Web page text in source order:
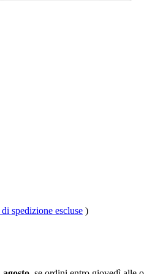
di spedizione escluse )